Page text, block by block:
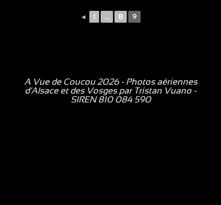
◄ 1 ... 8 9
A Vue de Coucou 2026 - Photos aériennes
d'Alsace et des Vosges par Tristan Vuano -
SIREN 810 084 590